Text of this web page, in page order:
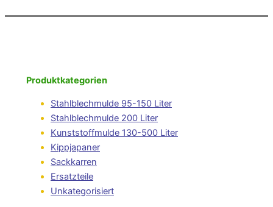
Produktkategorien
Stahlblechmulde 95-150 Liter
Stahlblechmulde 200 Liter
Kunststoffmulde 130-500 Liter
Kippjapaner
Sackkarren
Ersatzteile
Unkategorisiert